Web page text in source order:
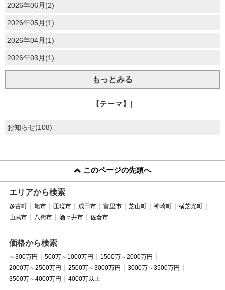
2026年06月(2)
2026年05月(1)
2026年04月(1)
2026年03月(1)
もっとみる
【テーマ】|
お知らせ(108)
このページの先頭へ
エリアから検索
多古町 旭市 匝瑳市 成田市 富里市 芝山町 神崎町
横芝光町
山武市
八街市 酒々井市 佐倉市
価格から検索
～300万円 500万～1000万円
1500万～2000万円
2000万～2500万円
2500万～3000万円
3000万～3500万円
3500万～4000万円
4000万以上